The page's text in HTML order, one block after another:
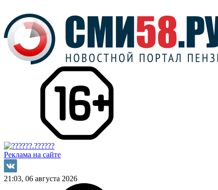
Реклама на сайте
21:03, 06 августа 2026